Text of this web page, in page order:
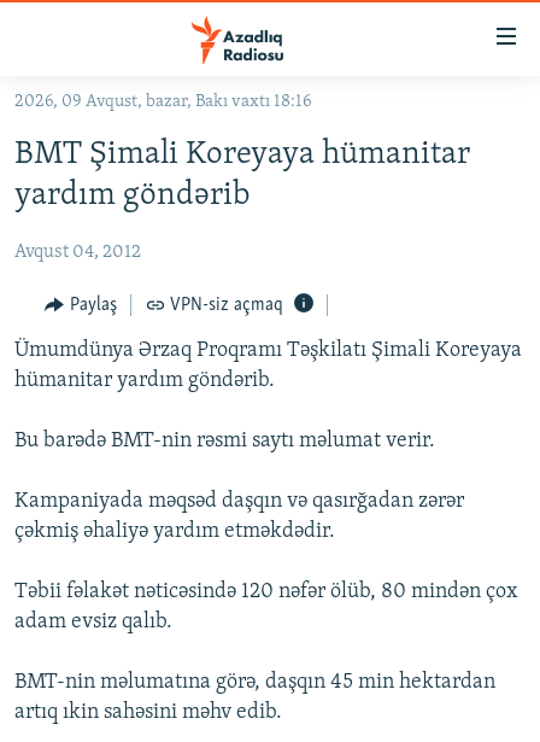
Əsas
qayıt
Əsas
naviqasiyaya
qayıt
#İZAHLA
KORRUPSIOMETR
#ƏSLINDƏ
FƏRQƏ BAX
QANUNI DOĞRU
ARAŞDIRMA
MULTIMEDIA
FOTOQALEREYA
OXU ZALI
İSLAM VƏ DEMOKRATIYA
HAQQIMIZDA
PEŞƏ ETIKASI VƏ JURNALISTIKA STANDARTLARIMIZ
AZADLIQRADIOSU MOBIL TELEFONUNUZDA
BIZI IZLƏ
RFE/RL-in bütün saytları
2026, 09 Avqust, bazar, Bakı vaxtı 18:16
BMT Şimali Koreyaya hümanitar
yardım göndərib
Avqust 04, 2012
Paylaş VPN-siz açmaq
Ümumdünya Ərzaq Proqramı Təşkilatı Şimali Koreyaya
hümanitar yardım göndərib.
Bu barədə BMT-nin rəsmi saytı məlumat verir.
Kampaniyada məqsəd daşqın və qasırğadan zərər
çəkmiş əhaliyə yardım etməkdədir.
Təbii fəlakət nəticəsində 120 nəfər ölüb, 80 mindən çox
adam evsiz qalıb.
BMT-nin məlumatına görə, daşqın 45 min hektardan
artıq ıkin sahəsini məhv edib.